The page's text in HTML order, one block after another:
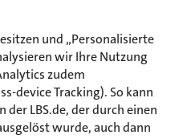
und „Personalisierte
wir Ihre Nutzung
zudem
device Tracking). So kann
LBS.de, der durch einen
wurde, auch dann